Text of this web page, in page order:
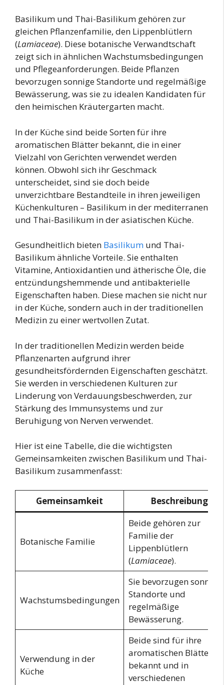
Basilikum und Thai-Basilikum gehören zur
gleichen Pflanzenfamilie, den Lippenblütlern
(Lamiaceae). Diese botanische Verwandtschaft
zeigt sich in ähnlichen Wachstumsbedingungen
und Pflegeanforderungen. Beide Pflanzen
bevorzugen sonnige Standorte und regelmäßige
Bewässerung, was sie zu idealen Kandidaten für
den heimischen Kräutergarten macht.
In der Küche sind beide Sorten für ihre
aromatischen Blätter bekannt, die in einer
Vielzahl von Gerichten verwendet werden
können. Obwohl sich ihr Geschmack
unterscheidet, sind sie doch beide
unverzichtbare Bestandteile in ihren jeweiligen
Küchenkulturen – Basilikum in der mediterranen
und Thai-Basilikum in der asiatischen Küche.
Gesundheitlich bieten Basilikum und Thai-
Basilikum ähnliche Vorteile. Sie enthalten
Vitamine, Antioxidantien und ätherische Öle, die
entzündungshemmende und antibakterielle
Eigenschaften haben. Diese machen sie nicht nur
in der Küche, sondern auch in der traditionellen
Medizin zu einer wertvollen Zutat.
In der traditionellen Medizin werden beide
Pflanzenarten aufgrund ihrer
gesundheitsfördernden Eigenschaften geschätzt.
Sie werden in verschiedenen Kulturen zur
Linderung von Verdauungsbeschwerden, zur
Stärkung des Immunsystems und zur
Beruhigung von Nerven verwendet.
Hier ist eine Tabelle, die die wichtigsten
Gemeinsamkeiten zwischen Basilikum und Thai-
Basilikum zusammenfasst:
Gemeinsamkeit Beschreibung
Botanische Familie
Beide gehören zur
Familie der
Lippenblütlern
(Lamiaceae).
Wachstumsbedingungen
Sie bevorzugen sonnige
Standorte und
regelmäßige
Bewässerung.
Verwendung in der
Küche
Beide sind für ihre
aromatischen Blätter
bekannt und in
verschiedenen